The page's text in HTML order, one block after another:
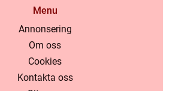
Menu
Annonsering
Om oss
Cookies
Kontakta oss